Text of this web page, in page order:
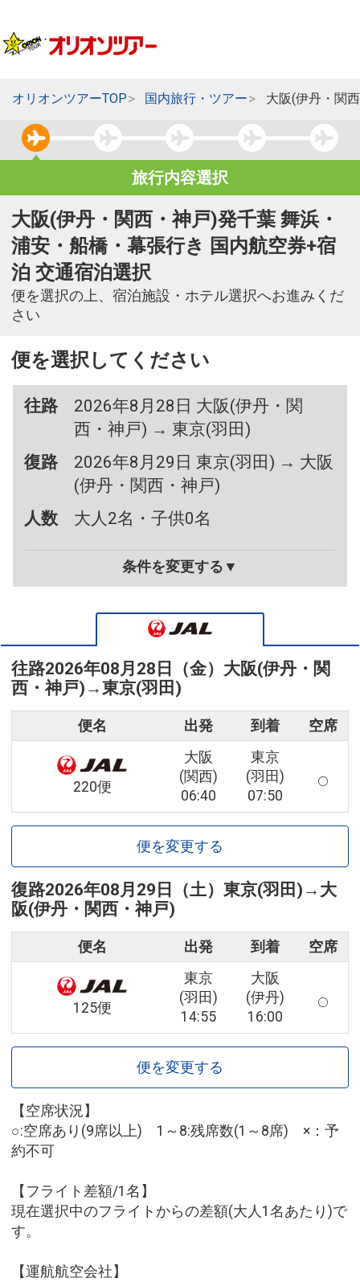
オリオンツアーTOP 国内旅行・ツアー 大阪(伊丹・関
旅行内容選択
大阪(伊丹・関西・神戸)発千葉 舞浜・
浦安・船橋・幕張行き 国内航空券+宿
泊 交通宿泊選択
便を選択の上、宿泊施設・ホテル選択へお進みくだ
さい
便を選択してください
往路
2026年8月28日 大阪(伊丹・関
西・神戸) → 東京(羽田)
復路
2026年8月29日 東京(羽田) → 大阪
(伊丹・関西・神戸)
人数
大人2名・子供0名
条件を変更する▼
往路2026年08月28日（金） 大阪(伊丹・関
西・神戸) →東京(羽田)
便名 出発 到着 空席
220便
大阪
(関西)
06:40
東京
(羽田)
07:50
便を変更する
復路2026年08月29日（土） 東京(羽田) → 大
阪(伊丹・関西・神戸)
便名 出発 到着 空席
125便
東京
(羽田)
14:55
大阪
(伊丹)
16:00
便を変更する
【空席状況】
○:空席あり(9席以上) 1～8:残席数(1～8席) ×：予
約不可
【フライト差額/1名】
現在選択中のフライトからの差額(大人1名あたり)で
す。
【運航航空会社】